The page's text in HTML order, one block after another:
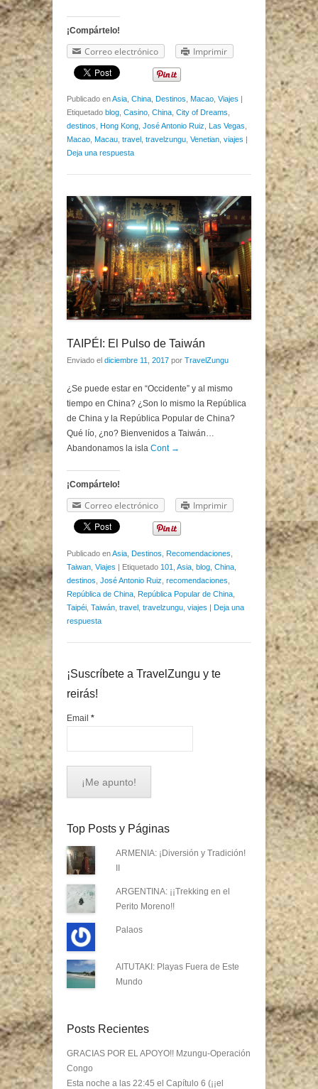
¡Compártelo!
Correo electrónico Imprimir
Publicado enAsia China Destinos Macao Viajes |
Etiquetado blog Casino China City of Dreams
destinos Hong Kong José Antonio Ruiz Las Vegas
Macao Macau travel travelzungu Venetian viajes |
Deja una respuesta
TAIPÉI: El Pulso de Taiwán
Enviado el diciembre 11, 2017 por TravelZungu
¿Se puede estar en “Occidente” y al mismo
tiempo en China? ¿Son lo mismo la República
de China y la República Popular de China?
Qué lío, ¿no? Bienvenidos a Taiwán…
Abandonamos la isla Cont →
¡Compártelo!
Correo electrónico Imprimir
Publicado enAsia Destinos Recomendaciones
Taiwan Viajes | Etiquetado 101 Asia blog China
destinos José Antonio Ruiz recomendaciones
República de China República Popular de China
Taipéi Taiwán travel travelzungu viajes | Deja una
respuesta
¡Suscríbete a TravelZungu y te
reirás!
Email *
Top Posts y Páginas
ARMENIA: ¡Diversión y Tradición!
II
ARGENTINA: ¡¡Trekking en el
Perito Moreno!!
Palaos
AITUTAKI: Playas Fuera de Este
Mundo
Posts Recientes
GRACIAS POR EL APOYO!! Mzungu-Operación
Congo
Esta noche a las 22:45 el Capítulo 6 (¡¡el